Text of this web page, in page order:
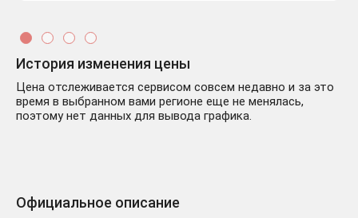
История изменения цены
Цена отслеживается сервисом совсем недавно и за это
время в выбранном вами регионе еще не менялась,
поэтому нет данных для вывода графика.
Официальное описание